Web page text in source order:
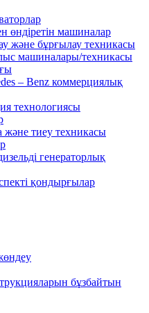
өндіретін машиналар
және бұрғылау техникасы
машиналары/техникасы
– Benz коммерциялық
технологиясы
және тиеу техникасы
генераторлық
қондырғылар
бұзбайтын